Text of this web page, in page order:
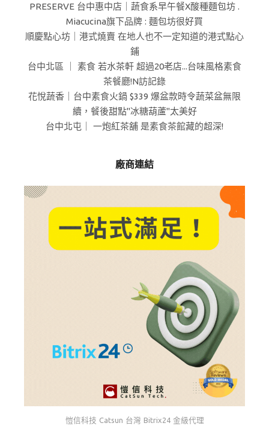
PRESERVE 台中惠中店｜蔬食系早午餐X酸種麵包坊 .
Miacucina旗下品牌 : 麵包坊很好買
順慶點心坊｜港式燒賣 在地人也不一定知道的港式點心
鋪
台中北區 ｜ 素食 若水茶軒 超過20老店...台味風格素食
茶餐廳!N訪記錄
花悅蔬香｜台中素食火鍋 $339 爆盆款時令蔬菜盆無限
續，餐後甜點"冰糖葫蘆"太美好
台中北屯｜ 一炮紅茶舖 是素食茶館藏的超深!
廠商連結
愷信科技 Catsun 台灣 Bitrix24 金級代理